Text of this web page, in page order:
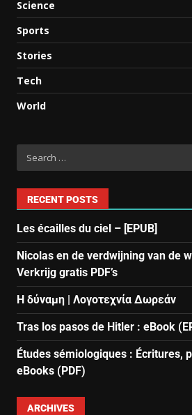
Science
Sports
Stories
Tech
World
RECENT POSTS
Les écailles du ciel – [EPUB]
Nicolas en de verdwijning van de
Verkrijg gratis PDF’s
Η δύναμη | Λογοτεχνία Δωρεάν
Tras los pasos de Hitler : eBook
Études sémiologiques : Écritures,
eBooks (PDF)
ARCHIVES